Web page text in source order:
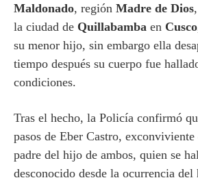
Maldonado, región Madre de Dios
la ciudad de Quillabamba en Cusco
su menor hijo, sin embargo ella
tiempo después su cuerpo fue
condiciones.
Tras el hecho, la Policía confirmó
pasos de Eber Castro,
padre del hijo de ambos, quien se
desconocido desde la ocurrencia